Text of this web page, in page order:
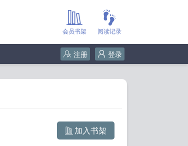
阅读记录
会员书架
登录
注册
加入书架